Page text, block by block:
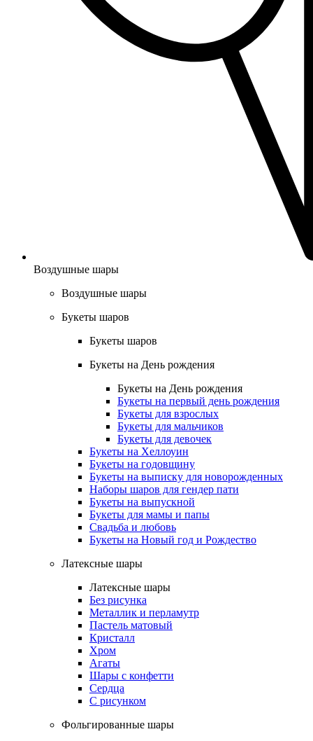
Воздушные шары
Воздушные шары
Букеты шаров
Букеты шаров
Букеты на День рождения
Букеты на День рождения
Букеты на первый день рождения
Букеты для взрослых
Букеты для мальчиков
Букеты для девочек
Букеты на Хеллоуин
Букеты на годовщину
Букеты на выписку для новорожденных
Наборы шаров для гендер пати
Букеты на выпускной
Букеты для мамы и папы
Свадьба и любовь
Букеты на Новый год и Рождество
Латексные шары
Латексные шары
Без рисунка
Металлик и перламутр
Пастель матовый
Кристалл
Хром
Агаты
Шары с конфетти
Сердца
С рисунком
Фольгированные шары